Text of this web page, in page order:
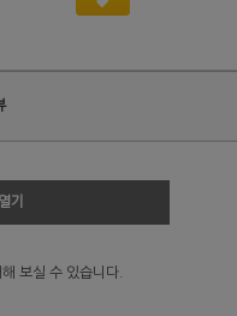
기
보실 수 있습니다.